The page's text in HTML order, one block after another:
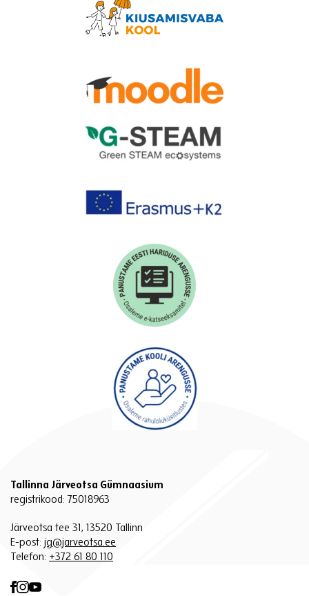
Tallinna Järveotsa Gümnaasium
registrikood: 75018963
Järveotsa tee 31, 13520 Tallinn
E-post: jg@jarveotsa.ee
Telefon: +372 61 80 110